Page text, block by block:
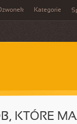
Kategorie
KTÓRE